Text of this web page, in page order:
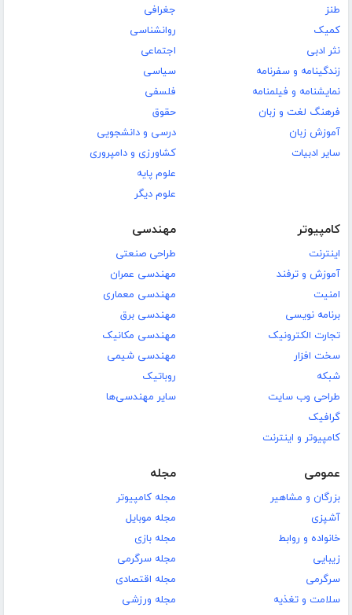
طنز
کمیک
نثر ادبی
زندگینامه و سفرنامه
نمایشنامه و فیلمنامه
فرهنگ لغت و زبان
آموزش زبان
سایر ادبیات
جغرافی
روانشناسی
اجتماعی
سیاسی
فلسفی
حقوق
درسی و دانشجویی
کشاورزی و دامپروری
علوم پایه
علوم دیگر
کامپیوتر
اینترنت
آموزش و ترفند
امنیت
برنامه نویسی
تجارت الکترونیک
سخت افزار
شبکه
طراحی وب سایت
گرافیک
کامپیوتر و اینترنت
مهندسی
طراحی صنعتی
مهندسی عمران
مهندسی معماری
مهندسی برق
مهندسی مکانیک
مهندسی شیمی
روباتیک
سایر مهندسی‌ها
عمومی
بزرگان و مشاهیر
آشپزی
خانواده و روابط
زیبایی
سرگرمی
سلامت و تغذیه
مجله
مجله کامپیوتر
مجله موبایل
مجله بازی
مجله سرگرمی
مجله اقتصادی
مجله ورزشی